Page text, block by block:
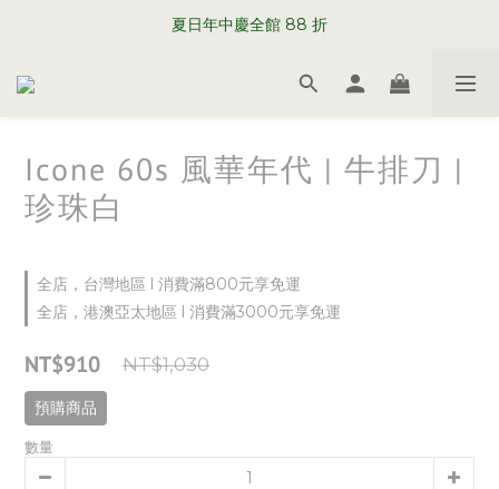
WELCOME TO SABRE PARIS
夏日年中慶全館 88 折
WELCOME TO SABRE PARIS
Icone 60s 風華年代 | 牛排刀 |
珍珠白
全店，台灣地區 l 消費滿800元享免運
全店，港澳亞太地區 l 消費滿3000元享免運
NT$910 NT$1,030
預購商品
數量